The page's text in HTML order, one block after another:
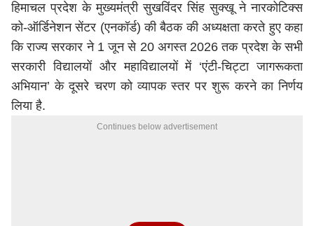
हिमाचल प्रदेश के मुख्यमंत्री सुखविंदर सिंह सुक्खू ने नारकोटिक्स
को-ऑर्डिनेशन सेंटर (एनकॉर्ड) की बैठक की अध्यक्षता करते हुए कहा
कि राज्य सरकार ने 1 जून से 20 अगस्त 2026 तक प्रदेश के सभी
सरकारी विद्यालयों और महाविद्यालयों में ‘एंटी-चिट्टा जागरूकता
अभियान’ के दूसरे चरण को व्यापक स्तर पर शुरू करने का निर्णय
लिया है.
Continues below advertisement